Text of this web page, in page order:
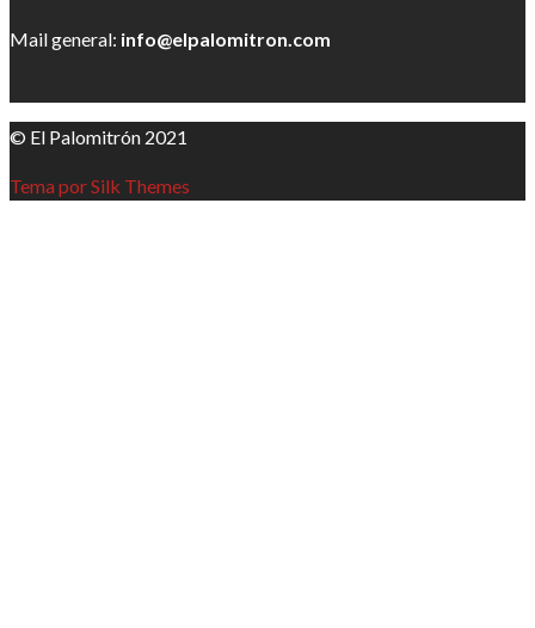
Mail general: info@elpalomitron.com
© El Palomitrón 2021
Tema por Silk Themes